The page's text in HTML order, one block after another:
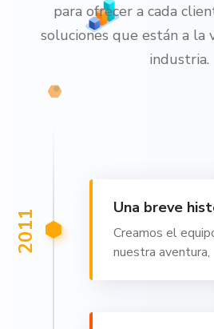
para ofrecer a cada
soluciones que están a la
industria.
2011
Una breve
Creamos el
nuestra aventura,